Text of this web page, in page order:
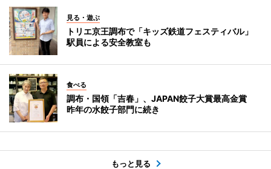
見る・遊ぶ
トリエ京王調布で「キッズ鉄道フェスティバル」
駅員による安全教室も
食べる
調布・国領「吉春」、JAPAN餃子大賞最高金賞
昨年の水餃子部門に続き
もっと見る